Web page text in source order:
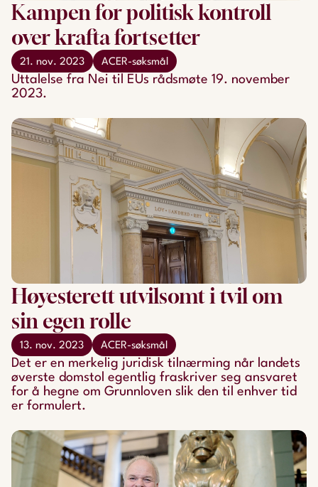
Kampen for politisk kontroll
over krafta fortsetter
21. nov. 2023 ACER-søksmål
Uttalelse fra Nei til EUs rådsmøte 19. november
2023.
Høyesterett utvilsomt i tvil om
sin egen rolle
13. nov. 2023 ACER-søksmål
Det er en merkelig juridisk tilnærming når landets
øverste domstol egentlig fraskriver seg ansvaret
for å hegne om Grunnloven slik den til enhver tid
er formulert.